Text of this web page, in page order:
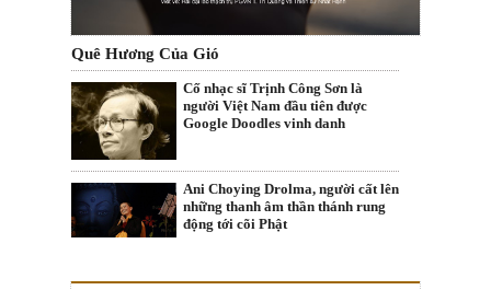
Quê Hương Của Gió
Cố nhạc sĩ Trịnh Công Sơn là
người Việt Nam đầu tiên được
Google Doodles vinh danh
Ani Choying Drolma, người cất lên
những thanh âm thần thánh rung
động tới cõi Phật